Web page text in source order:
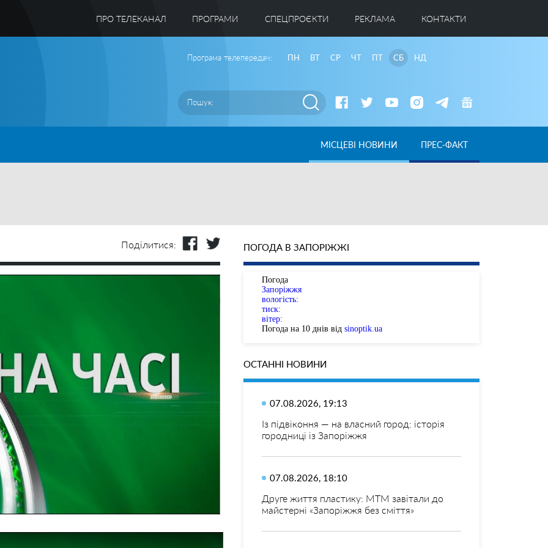
ПРО ТЕЛЕКАНАЛ ПРОГРАМИ CПЕЦПРОЄКТИ РЕКЛАМА КОНТАКТИ
Програма телепередач: ПН ВТ СР ЧТ ПТ СБ НД
МІСЦЕВІ НОВИНИ ПРЕС-ФАКТ
Поділитися: ПОГОДА В ЗАПОРІЖЖІ
Погода
Запоріжжя
вологість:
тиск:
вітер:
Погода на 10 днів від sinoptik.ua
ОСТАННІ НОВИНИ
07.08.2026, 19:13
Із підвіконня — на власний город: історія
городниці із Запоріжжя
07.08.2026, 18:10
Друге життя пластику: МТМ завітали до
майстерні «Запоріжжя без сміття»